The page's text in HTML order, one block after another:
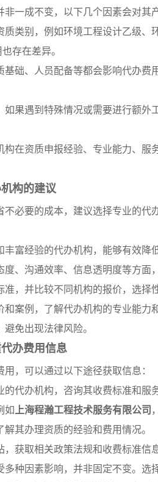
一成不变，以下几个因素会对其
质类别，例如环境工程设计乙级
存在差异。
基础、人员配备等都会影响代办
如果遇到特殊情况或需要进行额外
构在资质申报经验、专业能力、
构的建议
必要的成本，建议选择专业的代
富经验的代办机构，能够有效降
、沟通效率、信息透明度等方面
，并比较不同机构的报价，选择
案例，了解代办机构的专业能力
免出现法律风险。
办费用信息
，可以通过以下途径获取信息：
代办机构，咨询其收费标准和服
如 上海程瀚工程技术服务有限公司
其办理资质的经验和费用情况。
获取相关政策法规和收费标准信息
种因素影响，并非固定不变。选